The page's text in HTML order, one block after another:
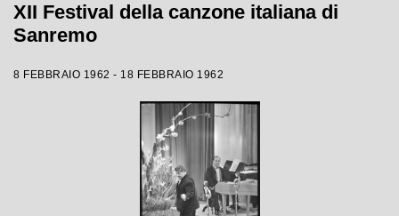
XII Festival della canzone italiana di
Sanremo
8 FEBBRAIO 1962 - 18 FEBBRAIO 1962